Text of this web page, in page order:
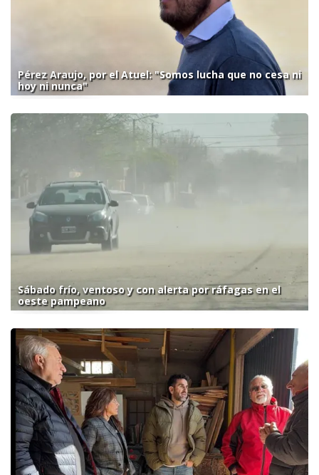
Pérez Araujo, por el Atuel: "Somos lucha que no cesa ni
hoy ni nunca"
Sábado frío, ventoso y con alerta por ráfagas en el
oeste pampeano